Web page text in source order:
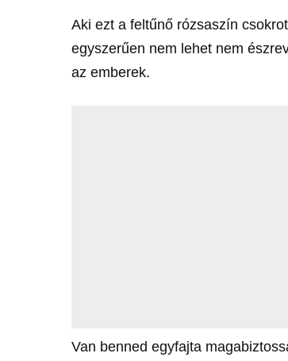
Aki ezt a feltűnő rózsaszín
egyszerűen nem lehet nem
az emberek.
Van benned egyfajta